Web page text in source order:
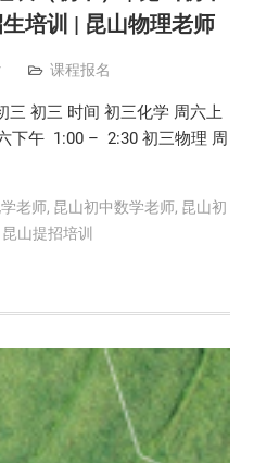
培训 | 昆山物理老师
课程报名
三 初三 时间 初三化学 周六上
下午 1:00 – 2:30 初三物理 周
老师, 昆山初中数学老师, 昆山初
昆山提招培训